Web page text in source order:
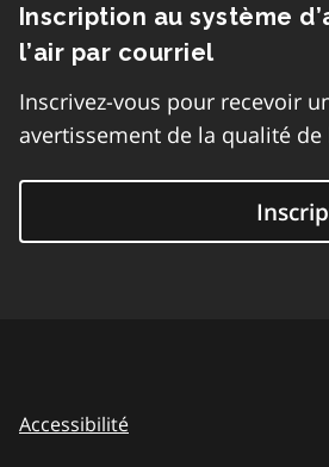
Inscription au système
l’air par courriel
Inscrivez-vous pour recevoir
avertissement de la qualité de
Accessibilité